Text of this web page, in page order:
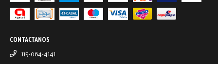
CONTACTANOS
115-064-4141